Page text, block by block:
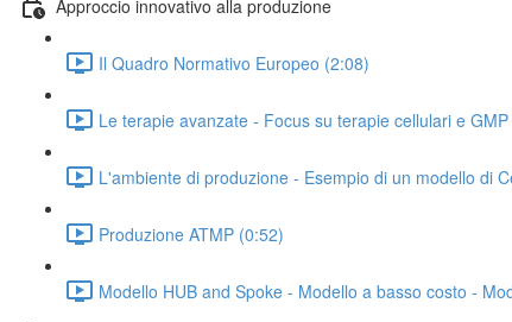
Approccio innovativo alla produzione
Il Quadro Normativo Europeo (2:08)
Le terapie avanzate - Focus su terapie cellulari e
L'ambiente di produzione - Esempio di un modello di
Produzione ATMP (0:52)
Modello HUB and Spoke - Modello a basso costo -